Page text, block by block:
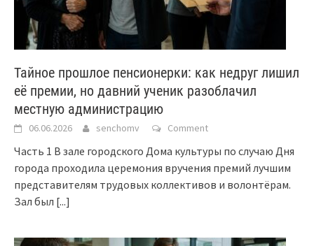
Тайное прошлое пенсионерки: как недруг лишил
её премии, но давний ученик разоблачил
местную администрацию
06.06.2026 senchomv Comment
Часть 1 В зале городского Дома культуры по случаю Дня
города проходила церемония вручения премий лучшим
представителям трудовых коллективов и волонтёрам.
Зал был [...]